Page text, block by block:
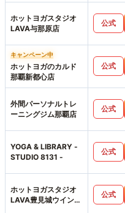
ホットヨガスタジオ
LAVA与那原店
公式
キャンペーン中
ホットヨガのカルド
那覇新都心店
公式
外間パーソナルトレ
ーニングジム那覇店
公式
YOGA & LIBRARY -
STUDIO 8131 -
公式
ホットヨガスタジオ
LAVA豊見城ウイング
公式